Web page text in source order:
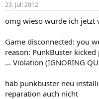
23. Juli 2012
omg wieso wurde ich jetzt
Game disconnected: you
reason: PunkBuster
... Violation (IGNORING
hab punkbuster neu
reparation auch nicht